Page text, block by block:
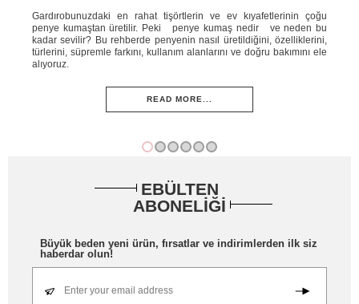
Gardırobunuzdaki en rahat tişörtlerin ve ev kıyafetlerinin çoğu
penye kumaştan üretilir. Peki penye kumaş nedir ve neden bu
kadar sevilir? Bu rehberde penyenin nasıl üretildiğini, özelliklerini,
türlerini, süpremle farkını, kullanım alanlarını ve doğru bakımını ele
alıyoruz.
READ MORE...
EBÜLTEN
ABONELİĞİ
Büyük beden yeni ürün, fırsatlar ve indirimlerden ilk siz
haberdar olun!
Enter your email address